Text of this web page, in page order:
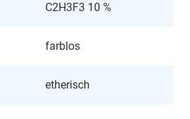
C2H3F3 10 %
farblos
etherisch